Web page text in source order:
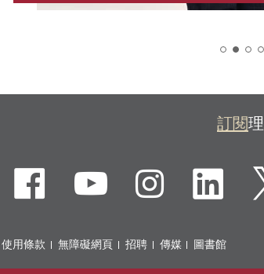
訂閱
MobileFacebook
YouTube
使用條款 無障礙網頁 招聘 傳媒
圖書館